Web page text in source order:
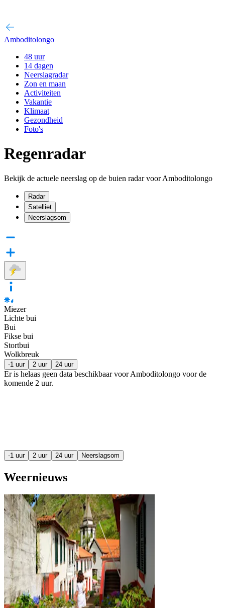
Amboditolongo
48 uur
14 dagen
Neerslagradar
Zon en maan
Activiteiten
Vakantie
Klimaat
Gezondheid
Foto's
Regenradar
Bekijk de actuele neerslag op de buien radar voor Amboditolongo
Radar
Satelliet
Neerslagsom
Miezer
Lichte bui
Bui
Fikse bui
Stortbui
Wolkbreuk
-1 uur 2 uur 24 uur
Er is helaas geen data beschikbaar voor Amboditolongo voor de
komende 2 uur.
-1 uur 2 uur 24 uur Neerslagsom
Weernieuws